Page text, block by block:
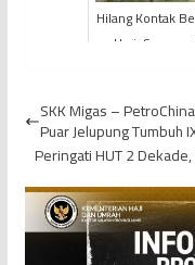
Hilang Kontak
Hari, Seorang
SKK Migas –
Puar Jelupung Tumbuh
Peringati HUT 2